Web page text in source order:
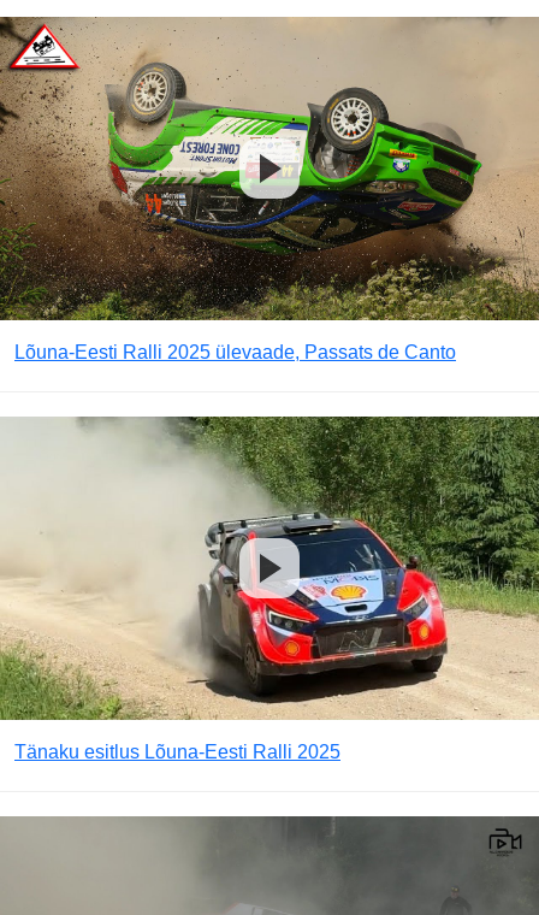
Lõuna-Eesti Ralli 2025 ülevaade, Passats de Canto
Tänaku esitlus Lõuna-Eesti Ralli 2025